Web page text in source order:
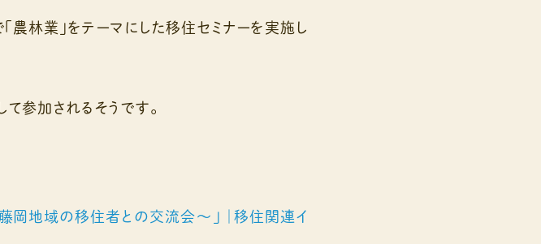
林業」をテーマにした移住セミナーを実施し
参加されるそうです。
岡地域の移住者との交流会～」 ｜移住関連イ